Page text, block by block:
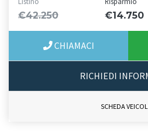
€42.250 €14.750
CHIAMACI
RICHIEDI
SCHEDA